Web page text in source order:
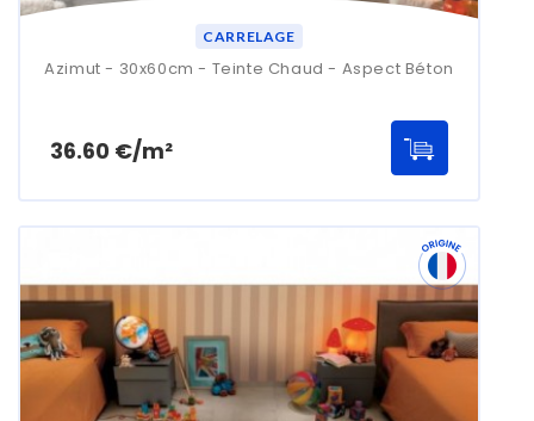
CARRELAGE
Azimut - 30x60cm - Teinte Chaud - Aspect Béton
36.60 €/m²Prix